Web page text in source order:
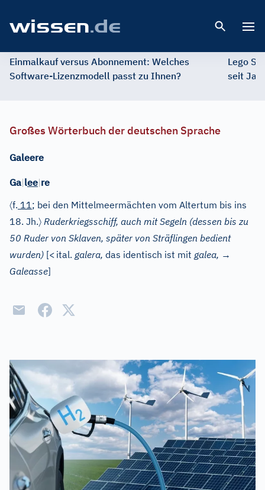
Einmalkauf versus Abonnement: Welches
Software-Lizenzmodell passt zu Ihnen?
Lego
seit
Großes Wörterbuch der deutschen Sprache
Galeere
Ga|lee|re
〈f. 11; bei den Mittelmeermächten vom Altertum bis ins
18. Jh.〉 Ruderkriegsschiff, auch mit Segeln (dessen bis zu
50 Ruder von Sklaven, später von Sträflingen bedient
wurden) [< ital. galera, das identisch ist mit galea, →
Galeasse]